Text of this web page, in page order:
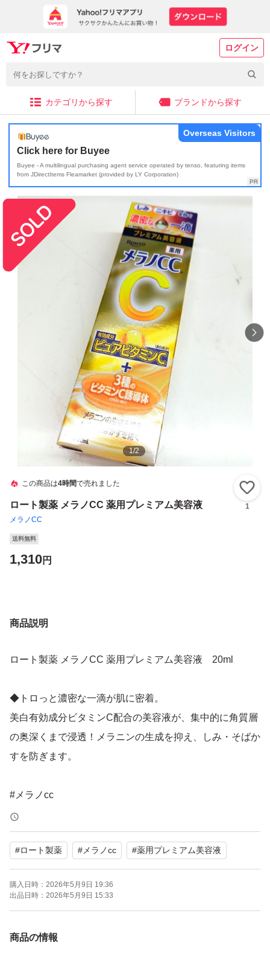
ログイン
カテゴリから探す ブランドから探す
Click here for Buyee
Buyee - A multilingual purchasing agent service operated by tenso, featuring items
from JDirectItems Fleamarket (provided by LY Corporation)
Overseas Visitors
1/2
この商品は4時間で売れました
ロート製薬 メラノCC 薬用プレミアム美容液
メラノCC
1
送料無料
1,310円
商品説明
ロート製薬 メラノCC 薬用プレミアム美容液 20ml
◆トロっと濃密な一滴が肌に密着。
美白有効成分ビタミンC配合の美容液が、集中的に角質層
の奥深くまで浸透！メラニンの生成を抑え、しみ・そばか
すを防ぎます。
#メラノcc
#ロート製薬 #メラノcc #薬用プレミアム美容液
購入日時： 2026年5月9日 19:36
出品日時： 2026年5月9日 15:33
商品の情報